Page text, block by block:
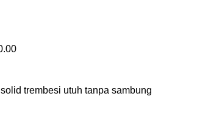
trembesi utuh tanpa sambung